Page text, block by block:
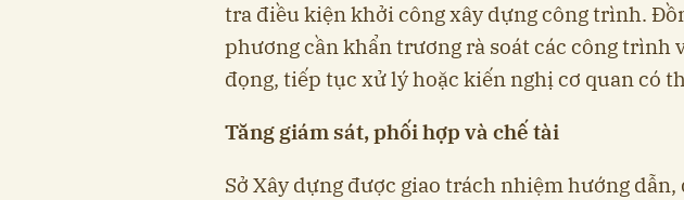
tra điều kiện khởi công xây dựng công trình.
phương cần khẩn trương rà soát các công trình
đọng, tiếp tục xử lý hoặc kiến nghị cơ quan có
Tăng giám sát, phối hợp và chế tài
Sở Xây dựng được giao trách nhiệm hướng dẫn,